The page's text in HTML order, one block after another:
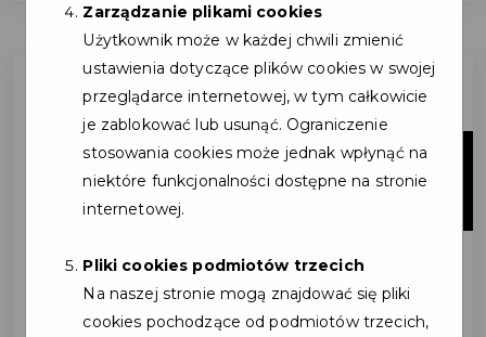
02
Zarządzanie plikami cookies
Użytkownik może w każdej chwili zmienić
ustawienia dotyczące plików cookies w swojej
przeglądarce internetowej, w tym całkowicie
je zablokować lub usunąć. Ograniczenie
stosowania cookies może jednak wpłynąć na
niektóre funkcjonalności dostępne na stronie
internetowej.
Pliki cookies podmiotów trzecich
Na naszej stronie mogą znajdować się pliki
cookies pochodzące od podmiotów trzecich,